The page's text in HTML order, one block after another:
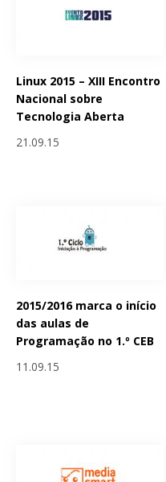
Linux 2015 – XIII Encontro
Nacional sobre
Tecnologia Aberta
21.09.15
2015/2016 marca o início
das aulas de
Programação no 1.º CEB
11.09.15